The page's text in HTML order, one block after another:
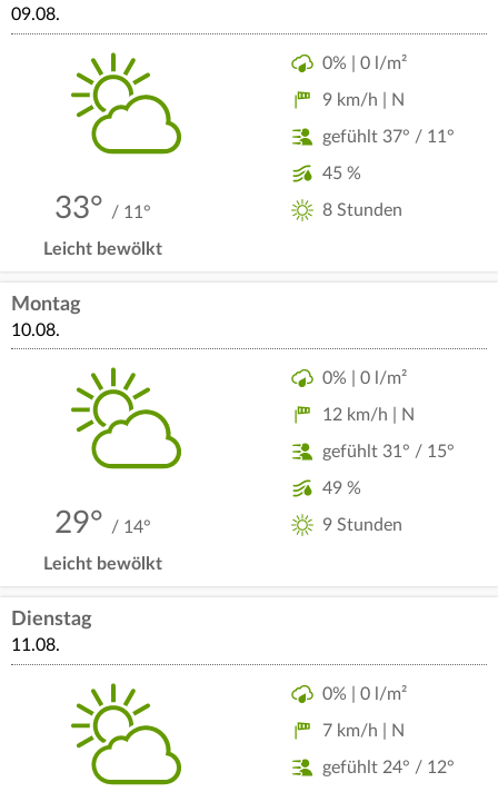
09.08.
33° / 11°
Leicht bewölkt
0% | 0 l/m²
9 km/h | N
gefühlt 37° / 11°
45 %
8 Stunden
Montag
10.08.
29° / 14°
Leicht bewölkt
0% | 0 l/m²
12 km/h | N
gefühlt 31° / 15°
49 %
9 Stunden
Dienstag
11.08.
0% | 0 l/m²
7 km/h | N
gefühlt 24° / 12°